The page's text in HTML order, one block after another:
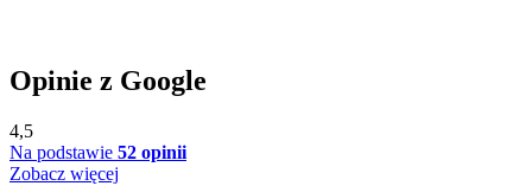
Opinie z Google
4,5
Na podstawie 52 opinii
Zobacz więcej